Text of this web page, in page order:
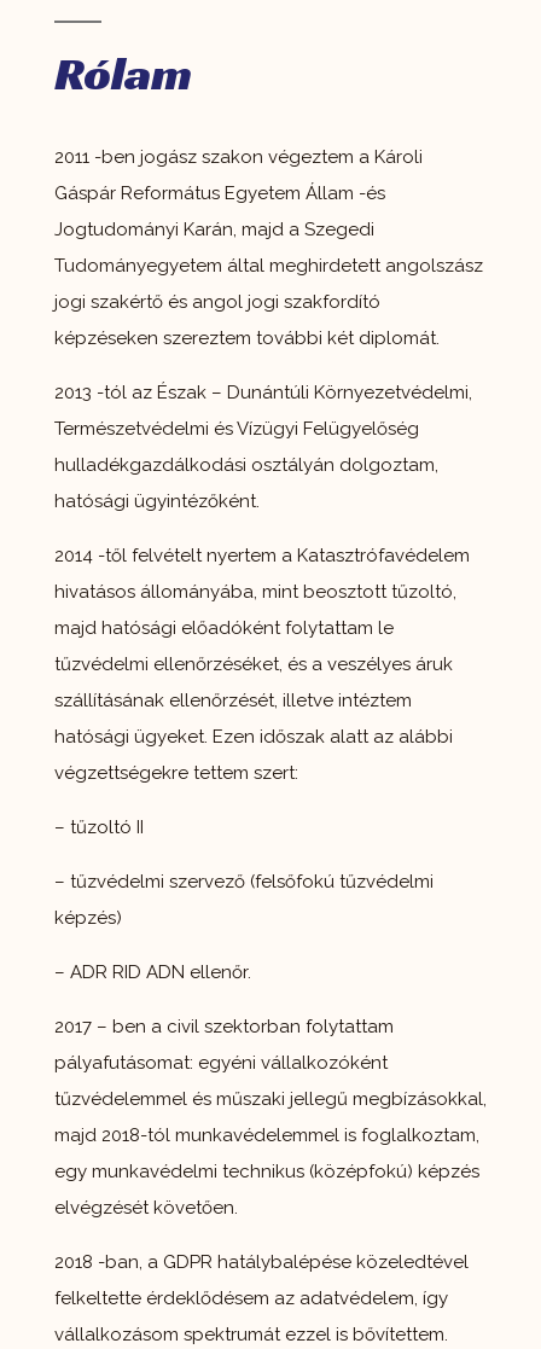
Rólam
2011 -ben jogász szakon végeztem a Károli
Gáspár Református Egyetem Állam -és
Jogtudományi Karán, majd a Szegedi
Tudományegyetem által meghirdetett angolszász
jogi szakértő és angol jogi szakfordító
képzéseken szereztem további két diplomát.
2013 -tól az Észak – Dunántúli Környezetvédelmi,
Természetvédelmi és Vízügyi Felügyelőség
hulladékgazdálkodási osztályán dolgoztam,
hatósági ügyintézőként.
2014 -től felvételt nyertem a Katasztrófavédelem
hivatásos állományába, mint beosztott tűzoltó,
majd hatósági előadóként folytattam le
tűzvédelmi ellenőrzéséket, és a veszélyes áruk
szállításának ellenőrzését, illetve intéztem
hatósági ügyeket. Ezen időszak alatt az alábbi
végzettségekre tettem szert:
– tűzoltó II
– tűzvédelmi szervező (felsőfokú tűzvédelmi
képzés)
– ADR RID ADN ellenőr.
2017 – ben a civil szektorban folytattam
pályafutásomat: egyéni vállalkozóként
tűzvédelemmel és műszaki jellegű megbízásokkal,
majd 2018-tól munkavédelemmel is foglalkoztam,
egy munkavédelmi technikus (középfokú) képzés
elvégzését követően.
2018 -ban, a GDPR hatálybalépése közeledtével
felkeltette érdeklődésem az adatvédelem, így
vállalkozásom spektrumát ezzel is bővítettem.